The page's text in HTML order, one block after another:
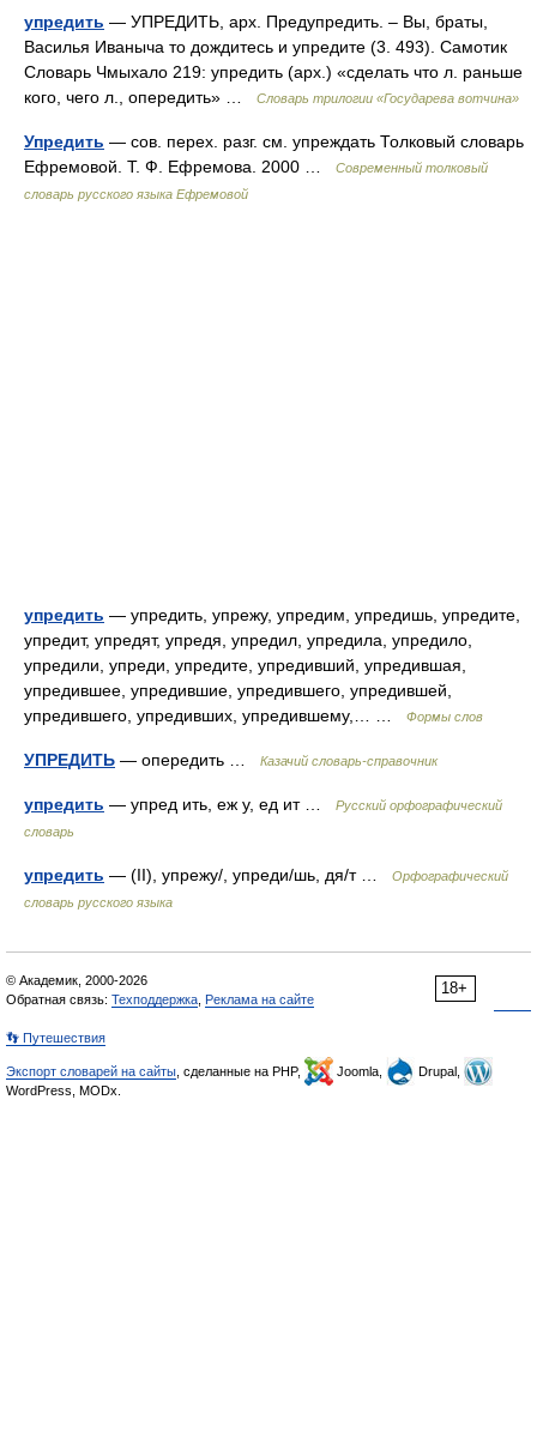
упредить — УПРЕДИТЬ, арх. Предупредить. – Вы, браты,
Василья Иваныча то дождитесь и упредите (3. 493). Самотик
Словарь Чмыхало 219: упредить (арх.) «сделать что л. раньше
кого, чего л., опередить» …
Словарь трилогии «Государева вотчина»
Упредить — сов. перех. разг. см. упреждать Толковый словарь
Ефремовой. Т. Ф. Ефремова. 2000 …
Современный толковый
словарь русского языка Ефремовой
упредить — упредить, упрежу, упредим, упредишь, упредите,
упредит, упредят, упредя, упредил, упредила, упредило,
упредили, упреди, упредите, упредивший, упредившая,
упредившее, упредившие, упредившего, упредившей,
упредившего, упредивших, упредившему,… …
Формы слов
УПРЕДИТЬ — опередить … Казачий словарь-справочник
упредить — упред ить, еж у, ед ит …
Русский орфографический
словарь
упредить — (II), упрежу/, упреди/шь, дя/т …
Орфографический
словарь русского языка
18+
© Академик, 2000-2026
Обратная связь: Техподдержка Реклама на сайте
👣 Путешествия
Экспорт словарей на сайты , сделанные на PHP, Joomla,
Drupal,
WordPress, MODx.